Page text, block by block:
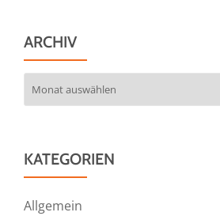
ARCHIV
KATEGORIEN
Allgemein